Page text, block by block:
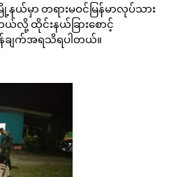
နယ်မှာ တရားမဝင်မြန်မာလုပ်သား
ယ်လို့ ထိုင်းနယ်ခြားစောင့်
န်ချက်အရသိရပါတယ်။